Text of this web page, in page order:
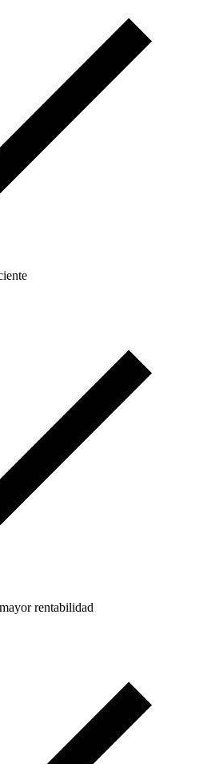
rentabilidad